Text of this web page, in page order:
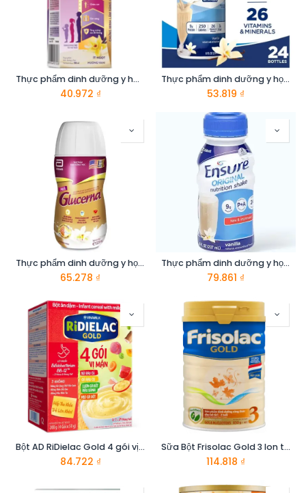
Thực phẩm dinh dưỡng y hoc cho trẻ 1-10 tuổi : Pediasure hương vani 180ml
40.972 ₫
Thực phẩm dinh dưỡng y học: Ensure dạng lỏng hương vani 237ml
53.819 ₫
Thực phẩm dinh dưỡng y học: Glucerna hương vani 220ml
65.278 ₫
Thực phẩm dinh dưỡng y học: Ensure Gold 237ml
79.861 ₫
Bột AD RiDielac Gold 4 gói vị mặn 4 x 50g
84.722 ₫
Sữa Bột Frisolac Gold 3 lon thiếc 850G-cho trẻ từ 12-24 tháng tuổi
114.818 ₫